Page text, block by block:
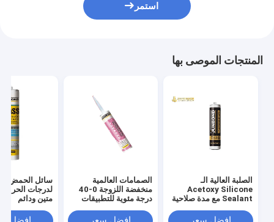
استمر
المنتجات الموصى بها
الصلبة العالية الـ
Acetoxy Silicone
Sealant مع مدة صلاحية
الصمامات العالمية
منخفضة اللزوجة 0-40
درجة مئوية للتطبيقات
سائل الحمض
لدرجات الحرارة
متين ودائم